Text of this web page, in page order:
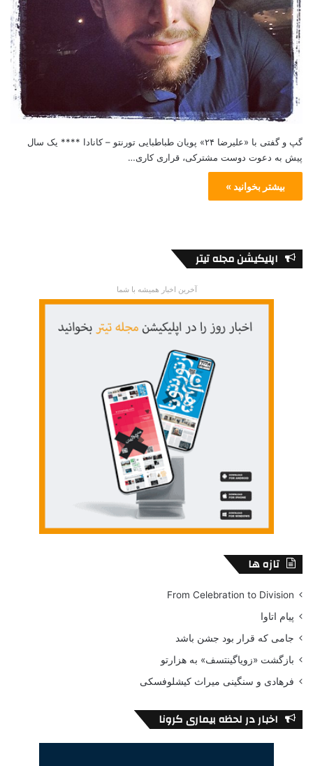
گپ و گفتی با «علیرضا ۲۴» پویان طباطبایی تورنتو – کانادا **** یک سال
پیش به دعوت دوست مشترکی، قراری کاری…
بیشتر بخوانید »
اپلیکیشن مجله تیتر
آخرین اخبار همیشه با شما
تازه ها
From Celebration to Division
پیام اتاوا
جامی که قرار بود جشن باشد
بازگشت «زویاگینتسف» به هزارتو
فرهادی و سنگینی میراث کیشلوفسکی
اخبار در لحظه بیماری کرونا